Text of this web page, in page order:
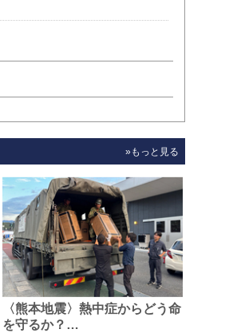
»もっと見る
〈熊本地震〉熱中症からどう命
を守るか？…